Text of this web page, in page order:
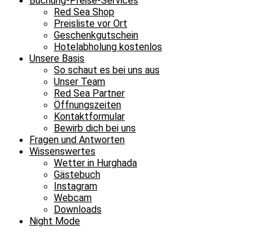
Red Sea Shop
Preisliste vor Ort
Geschenkgutschein
Hotelabholung kostenlos
Unsere Basis
So schaut es bei uns aus
Unser Team
Red Sea Partner
Öffnungszeiten
Kontaktformular
Bewirb dich bei uns
Fragen und Antworten
Wissenswertes
Wetter in Hurghada
Gästebuch
Instagram
Webcam
Downloads
Night Mode